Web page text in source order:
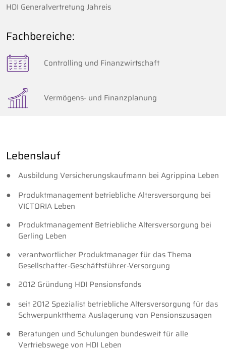
HDI Generalvertretung Jahreis
Fachbereiche:
Controlling und Finanzwirtschaft
Vermögens- und Finanzplanung
Lebenslauf
Ausbildung Versicherungskaufmann bei Agrippina Leben
Produktmanagement betriebliche Altersversorgung bei
VICTORIA Leben
Produktmanagement Betriebliche Altersversorgung bei
Gerling Leben
verantwortlicher Produktmanager für das Thema
Gesellschafter-Geschäftsführer-Versorgung
2012 Gründung HDI Pensionsfonds
seit 2012 Spezialist betriebliche Altersversorgung für das
Schwerpunktthema Auslagerung von Pensionszusagen
Beratungen und Schulungen bundesweit für alle
Vertriebswege von HDI Leben